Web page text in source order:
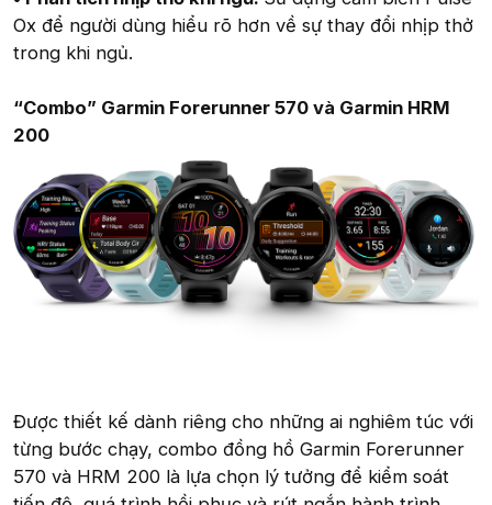
Ox để người dùng hiểu rõ hơn về sự thay đổi nhịp thở
trong khi ngủ.
“Combo” Garmin Forerunner 570 và Garmin HRM
200
Được thiết kế dành riêng cho những ai nghiêm túc với
từng bước chạy, combo đồng hồ Garmin Forerunner
570 và HRM 200 là lựa chọn lý tưởng để kiểm soát